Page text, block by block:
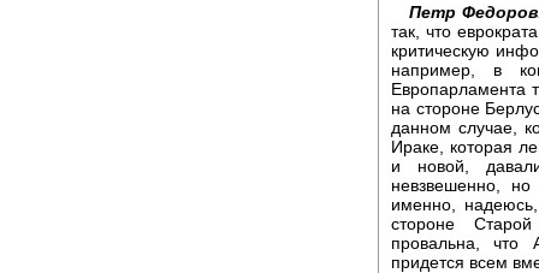
Петр
так, что
критическую
например, в
Европарламента
на стороне
данном случае,
Ираке, которая
и новой,
невзвешенно, но
именно,
стороне
провальна, что
придется всем